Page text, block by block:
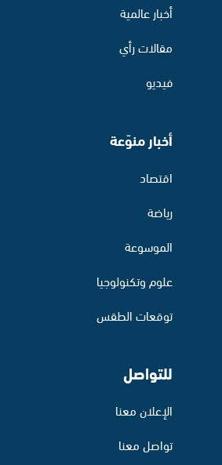
أخبار عالمية
مقالات رأي
فيديو
أخبار منوّعة
اقتصاد
رياضة
الموسوعة
علوم وتكنولوجيا
توقعات الطقس
للتواصل
الإعلان معنا
تواصل معنا